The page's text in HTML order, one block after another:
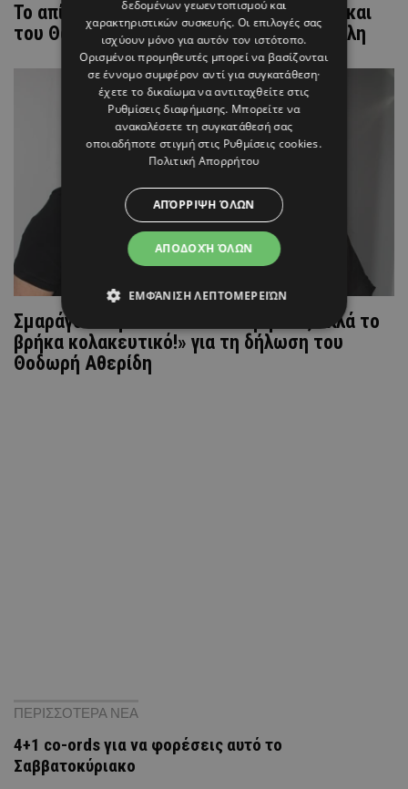
Το απίθανο σπίτι της Σμαράγδας Καρύδη και
του Θοδωρή Αθερίδη με θέα την Ακρόπολη
Σμαράγδα Καρύδι: «Δεν το περίμενα, αλλά το
βρήκα κολακευτικό!» για τη δήλωση του
Θοδωρή Αθερίδη
ΠΕΡΙΣΣΟΤΕΡΑ ΝΕΑ
4+1 co-ords για να φορέσεις αυτό το
Σαββατοκύριακο
δεδομένων γεωεντοπισμού και
χαρακτηριστικών συσκευής. Οι επιλογές σας
ισχύουν μόνο για αυτόν τον ιστότοπο.
Ορισμένοι προμηθευτές μπορεί να βασίζονται
σε έννομο συμφέρον αντί για συγκατάθεση·
έχετε το δικαίωμα να αντιταχθείτε στις
Ρυθμίσεις διαφήμισης. Μπορείτε να
ανακαλέσετε τη συγκατάθεσή σας
οποιαδήποτε στιγμή στις Ρυθμίσεις cookies.
Πολιτική Απορρήτου
ΑΠΟΔΟΧΉ ΌΛΩΝ
ΑΠΌΡΡΙΨΗ ΌΛΩΝ
ΕΜΦΆΝΙΣΗ ΛΕΠΤΟΜΕΡΕΙΏΝ